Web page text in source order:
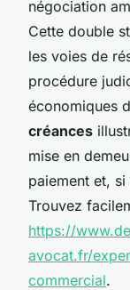
négociation
Cette double
les voies de
procédure
économiques
créances
mise en
paiement et,
Trouvez
https://
avocat.fr/
commercial.